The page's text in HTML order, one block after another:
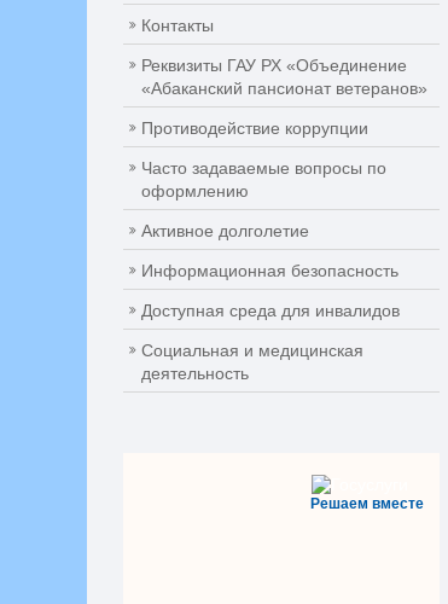
Контакты
Реквизиты ГАУ РХ «Объединение
«Абаканский пансионат ветеранов»
Противодействие коррупции
Часто задаваемые вопросы по
оформлению
Активное долголетие
Информационная безопасность
Доступная среда для инвалидов
Социальная и медицинская
деятельность
Решаем вместе